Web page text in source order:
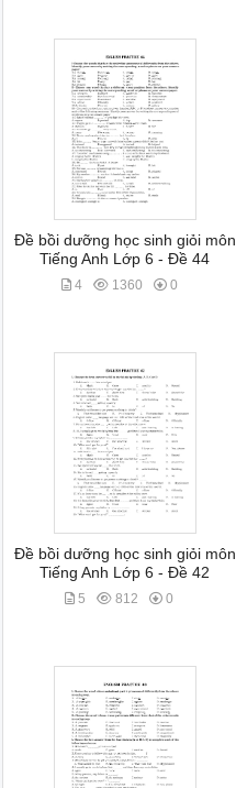
Đề bồi dưỡng học sinh giỏi môn
Tiếng Anh Lớp 6 - Đề 44
4 1360 0
Đề bồi dưỡng học sinh giỏi môn
Tiếng Anh Lớp 6 - Đề 42
5 812 0